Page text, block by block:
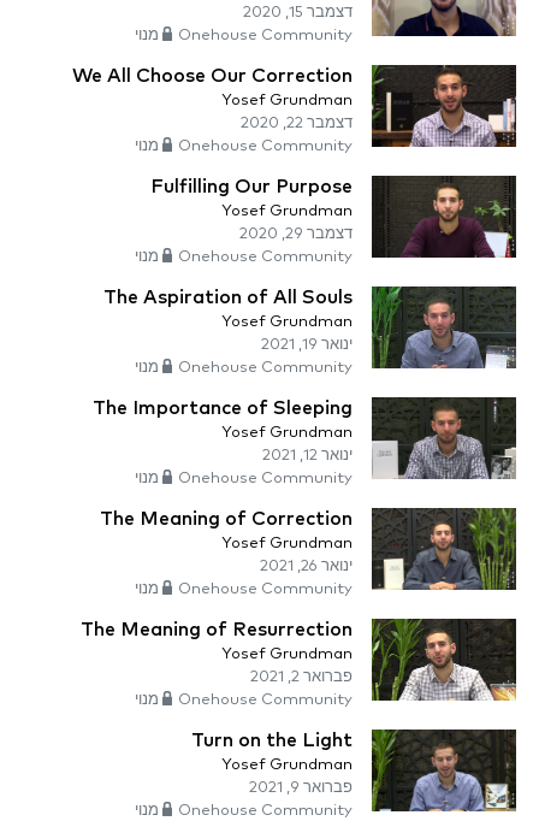
דצמבר 15, 2020
Onehouse Community מנוי
We All Choose Our Correction
Yosef Grundman
דצמבר 22, 2020
Onehouse Community מנוי
Fulfilling Our Purpose
Yosef Grundman
דצמבר 29, 2020
Onehouse Community מנוי
The Aspiration of All Souls
Yosef Grundman
ינואר 19, 2021
Onehouse Community מנוי
The Importance of Sleeping
Yosef Grundman
ינואר 12, 2021
Onehouse Community מנוי
The Meaning of Correction
Yosef Grundman
ינואר 26, 2021
Onehouse Community מנוי
The Meaning of Resurrection
Yosef Grundman
פברואר 2, 2021
Onehouse Community מנוי
Turn on the Light
Yosef Grundman
פברואר 9, 2021
Onehouse Community מנוי